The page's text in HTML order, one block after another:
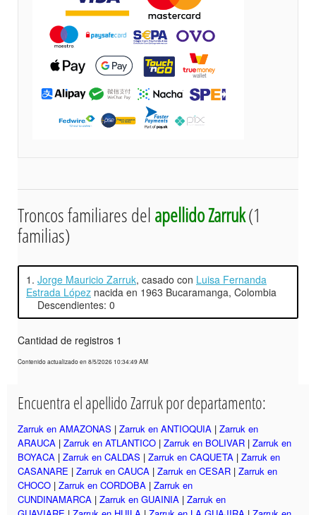
Troncos familiares delapellido Zarruk(1
familias)
1. Jorge Mauricio Zarruk, casado con Luisa Fernanda
Estrada López nacida en 1963 Bucaramanga, Colombia
Descendientes: 0
Cantidad de registros 1
Contenido actualizado en 8/5/2026 10:34:49 AM
Encuentra el apellido Zarruk por departamento:
Zarruk en AMAZONAS | Zarruk en ANTIOQUIA | Zarruk en
ARAUCA | Zarruk en ATLANTICO | Zarruk en BOLIVAR | Zarruk en
BOYACA | Zarruk en CALDAS | Zarruk en CAQUETA | Zarruk en
CASANARE | Zarruk en CAUCA | Zarruk en CESAR | Zarruk en
CHOCO | Zarruk en CORDOBA | Zarruk en
CUNDINAMARCA | Zarruk en GUAINIA | Zarruk en